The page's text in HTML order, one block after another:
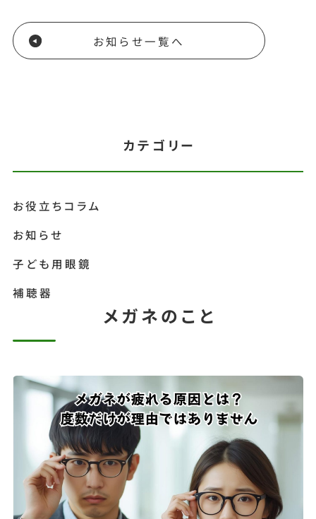
お知らせ一覧へ
カテゴリー
お役立ちコラム
お知らせ
子ども用眼鏡
補聴器
メガネのこと